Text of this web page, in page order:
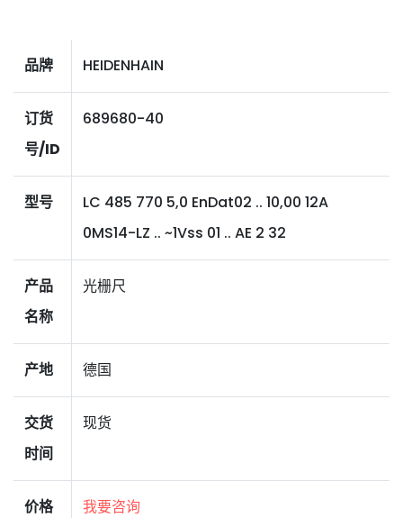
品牌 HEIDENHAIN
订货
号/ID
689680-40
型号
LC 485 770 5,0 EnDat02 .. 10,00 12A
0MS14-LZ .. ~1Vss 01 .. AE 2 32
产品
名称
光栅尺
产地 德国
交货
时间
现货
价格 我要咨询